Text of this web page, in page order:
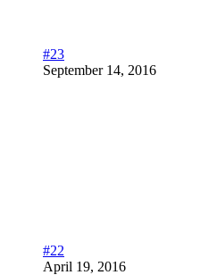
#23
September 14, 2016
#22
April 19, 2016